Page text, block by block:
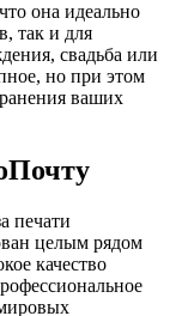
она идеально
так и для
свадьба или
но при этом
ваших
печати
целым рядом
качество